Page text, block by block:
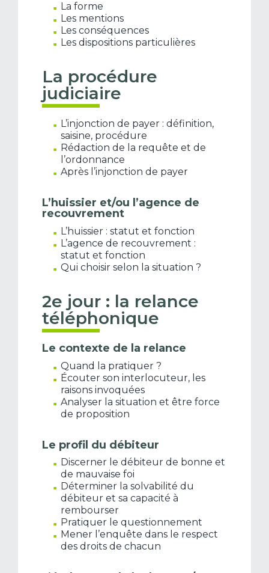
La forme
Les mentions
Les conséquences
Les dispositions particulières
La procédure
judiciaire
L’injonction de payer : définition,
saisine, procédure
Rédaction de la requête et de
l’ordonnance
Après l’injonction de payer
L’huissier et/ou l’agence de
recouvrement
L’huissier : statut et fonction
L’agence de recouvrement :
statut et fonction
Qui choisir selon la situation ?
2e jour : la relance
téléphonique
Le contexte de la relance
Quand la pratiquer ?
Écouter son interlocuteur, les
raisons invoquées
Analyser la situation et être force
de proposition
Le profil du débiteur
Discerner le débiteur de bonne et
de mauvaise foi
Déterminer la solvabilité du
débiteur et sa capacité à
rembourser
Pratiquer le questionnement
Mener l’enquête dans le respect
des droits de chacun